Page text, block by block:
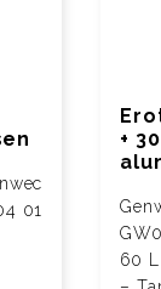
01
+
60